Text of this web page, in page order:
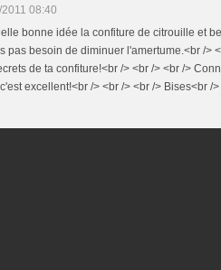
08:40
bonne idée la confiture de citrouille et
pas besoin de diminuer l'amertume.<br />
de ta confiture!<br /> <br /> <br />
excellent!<br /> <br /> <br /> Bises<br /